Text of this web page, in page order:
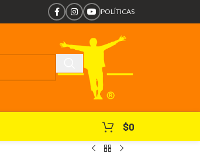
POLÍTICAS
$0